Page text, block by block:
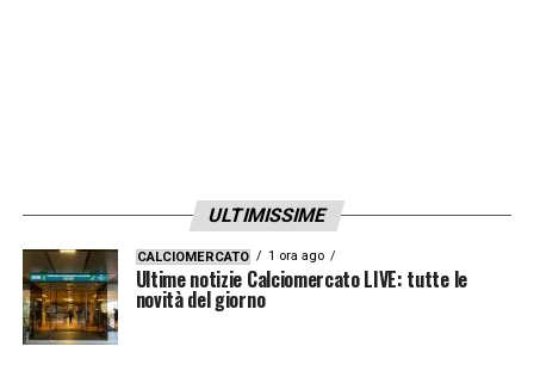
comeKluivert, pronti a diventare
protagonisti di un club intenzionato a
rafforzare ogni reparto. La combinazione tra
giovani emergenti, giocatori già affermati e
ULTIMISSIME
CALCIOMERCATO 1 ora ago
Ultime notizie Calciomercato LIVE: tutte le
novità del giorno